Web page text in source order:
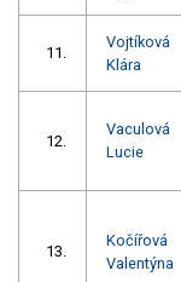
11.
Vojtíková
Klára
12.
Vaculová
Lucie
13.
Kočířová
Valentýna